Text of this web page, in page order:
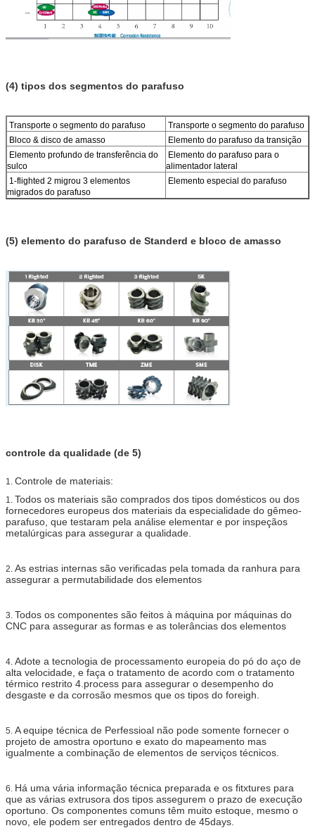
(4) tipos dos segmentos do parafuso
Transporte o segmento do parafuso
Transporte o segmento do parafuso
Bloco & disco de amasso
Elemento do parafuso da transição
Elemento profundo de transferência do
sulco
Elemento do parafuso para o
alimentador lateral
1-flighted 2 migrou 3 elementos
migrados do parafuso
Elemento especial do parafuso
(5) elemento do parafuso de Standerd e bloco de amasso
controle da qualidade (de 5)
1. Controle de materiais:
1. Todos os materiais são comprados dos tipos domésticos ou dos
fornecedores europeus dos materiais da especialidade do gêmeo-
parafuso, que testaram pela análise elementar e por inspeçãos
metalúrgicas para assegurar a qualidade.
2. As estrias internas são verificadas pela tomada da ranhura para
assegurar a permutabilidade dos elementos
3. Todos os componentes são feitos à máquina por máquinas do
CNC para assegurar as formas e as tolerâncias dos elementos
4. Adote a tecnologia de processamento europeia do pó do aço de
alta velocidade, e faça o tratamento de acordo com o tratamento
térmico restrito 4.process para assegurar o desempenho do
desgaste e da corrosão mesmos que os tipos do foreigh.
5. A equipe técnica de Perfessioal não pode somente fornecer o
projeto de amostra oportuno e exato do mapeamento mas
igualmente a combinação de elementos de serviços técnicos.
6. Há uma vária informação técnica preparada e os fitxtures para
que as várias extrusora dos tipos assegurem o prazo de execução
oportuno. Os componentes comuns têm muito estoque, mesmo o
novo, ele podem ser entregados dentro de 45days.